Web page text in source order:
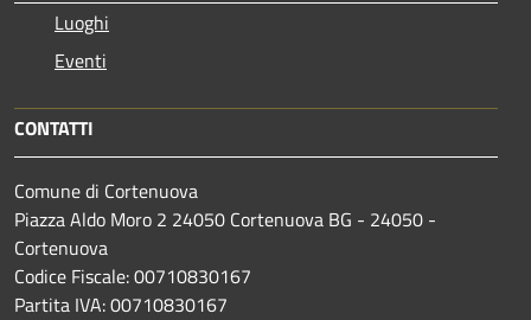
Luoghi
Eventi
CONTATTI
Comune di Cortenuova
Piazza Aldo Moro 2 24050 Cortenuova BG - 24050 -
Cortenuova
Codice Fiscale: 00710830167
Partita IVA: 00710830167